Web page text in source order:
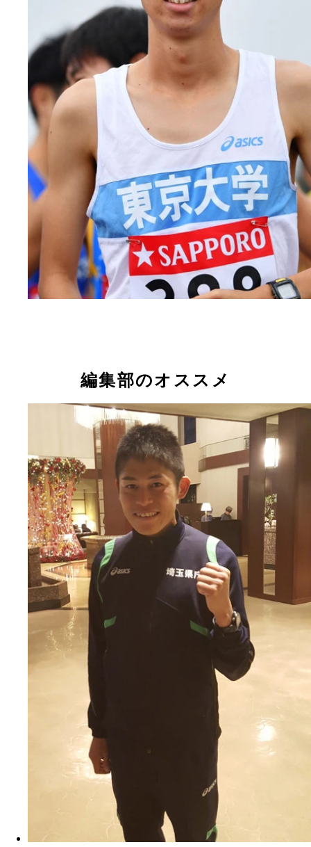
編集部のオススメ